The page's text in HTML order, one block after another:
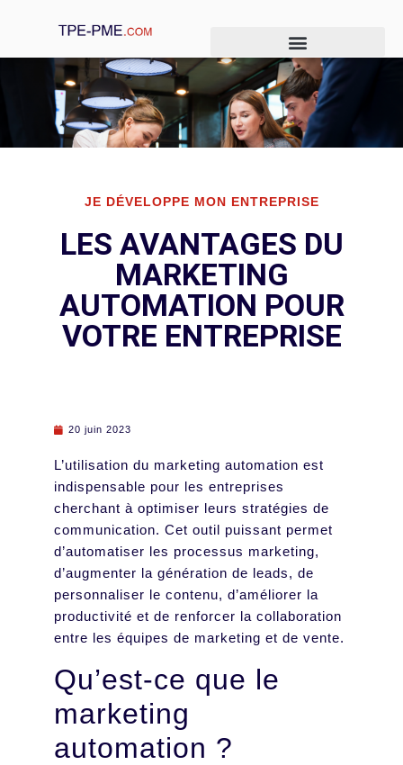
JE DÉVELOPPE MON ENTREPRISE
LES AVANTAGES DU
MARKETING
AUTOMATION POUR
VOTRE ENTREPRISE
20 juin 2023
L’utilisation du marketing automation est
indispensable pour les entreprises
cherchant à optimiser leurs stratégies de
communication. Cet outil puissant permet
d’automatiser les processus marketing,
d’augmenter la génération de leads, de
personnaliser le contenu, d’améliorer la
productivité et de renforcer la collaboration
entre les équipes de marketing et de vente.
Qu’est-ce que le
marketing
automation ?